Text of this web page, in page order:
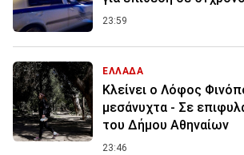
23:59
ΕΛΛΑΔΑ
Κλείνει ο Λόφος
μεσάνυχτα - Σε
του Δήμου Αθηναίων
23:46